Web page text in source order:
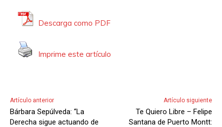
Descarga como PDF
Imprime este artículo
Artículo anterior
Bárbara Sepúlveda: “La
Derecha sigue actuando de
Artículo siguiente
Te Quiero Libre – Felipe
Santana de Puerto Montt: